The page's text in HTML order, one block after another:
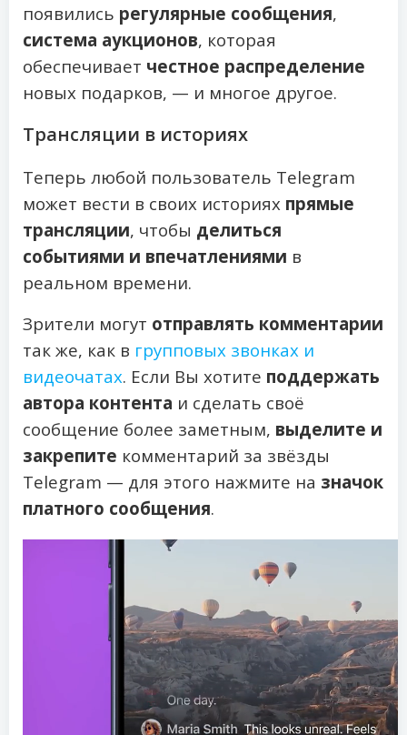
появились регулярные сообщения,
система аукционов, которая
обеспечивает честное распределение
новых подарков, — и многое другое.
Трансляции в историях
Теперь любой пользователь Telegram
может вести в своих историях прямые
трансляции, чтобы делиться
событиями и впечатлениями в
реальном времени.
Зрители могут отправлять комментарии
так же, как в групповых звонках и
видеочатах. Если Вы хотите поддержать
автора контента и сделать своё
сообщение более заметным, выделите и
закрепите комментарий за звёзды
Telegram — для этого нажмите на значок
платного сообщения.